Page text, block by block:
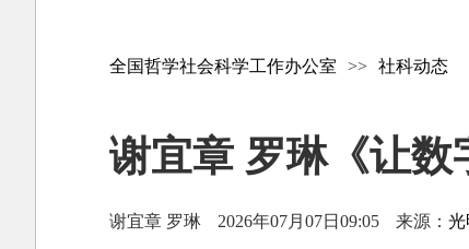
全国哲学社会科学工作办公室 >> 社科动态
谢宜章 罗琳《让数
谢宜章 罗琳 2026年07月07日09:05 来源：光